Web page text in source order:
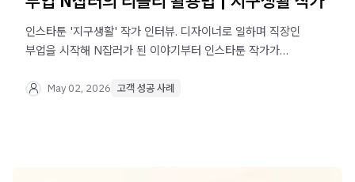
인스타툰 '지구생활' 작가 인터뷰. 디자이너로 일하며 직장인
부업을 시작해 N잡러가 된 이야기부터 인스타툰 작가가
솔직한 조언까지 한 번에 만나보세요.
May 02, 2026 고객 성공 사례